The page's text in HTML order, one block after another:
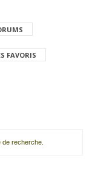
FAVORIS
recherche.